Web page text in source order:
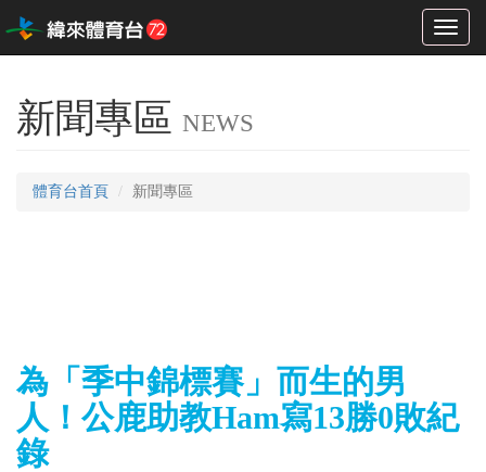
Toggle
新聞專區 NEWS
體育台首頁 新聞專區
為「季中錦標賽」而生的男
人！公鹿助教Ham寫13勝0敗紀
錄